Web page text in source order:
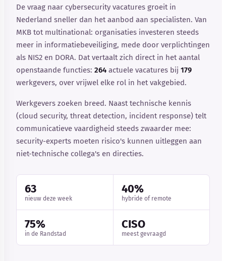
De vraag naar cybersecurity vacatures groeit in
Nederland sneller dan het aanbod aan specialisten. Van
MKB tot multinational: organisaties investeren steeds
meer in informatiebeveiliging, mede door verplichtingen
als NIS2 en DORA. Dat vertaalt zich direct in het aantal
openstaande functies: 264 actuele vacatures bij 179
werkgevers, over vrijwel elke rol in het vakgebied.
Werkgevers zoeken breed. Naast technische kennis
(cloud security, threat detection, incident response) telt
communicatieve vaardigheid steeds zwaarder mee:
security-experts moeten risico's kunnen uitleggen aan
niet-technische collega's en directies.
63
nieuw deze week
40%
hybride of remote
75%
in de Randstad
CISO
meest gevraagd